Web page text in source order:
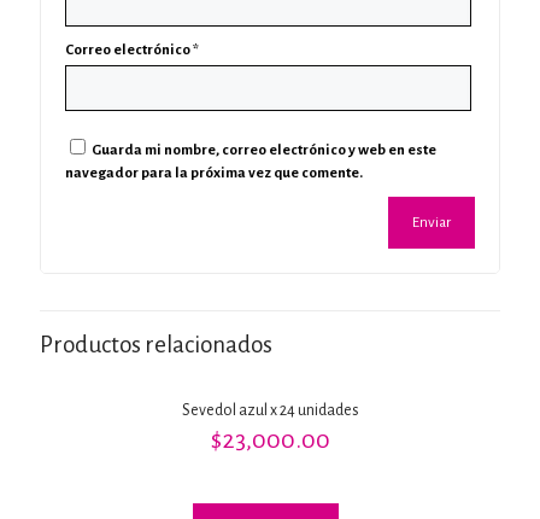
Correo electrónico*
Guarda mi nombre, correo electrónico y web en este
navegador para la próxima vez que comente.
Productos relacionados
Sevedol azul x 24 unidades
$23,000.00